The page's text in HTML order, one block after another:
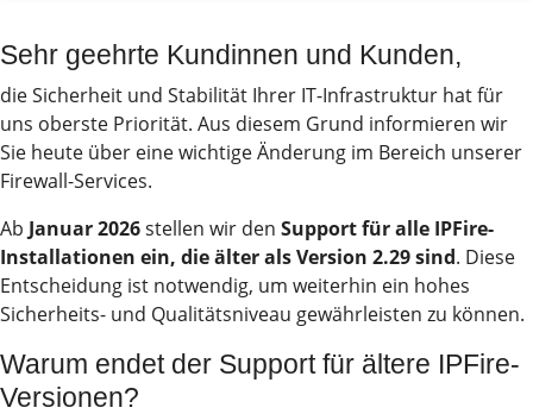
Sehr geehrte Kundinnen und Kunden,
die Sicherheit und Stabilität Ihrer IT-Infrastruktur hat für
uns oberste Priorität. Aus diesem Grund informieren wir
Sie heute über eine wichtige Änderung im Bereich unserer
Firewall-Services.
Ab Januar2026stellen wir den Support für alle IPFire-
Installationen ein, die älter als Version 2.29 sind. Diese
Entscheidung ist notwendig, um weiterhin ein hohes
Sicherheits- und Qualitätsniveau gewährleisten zu können.
Warum endet der Support für ältere IPFire-
Versionen?